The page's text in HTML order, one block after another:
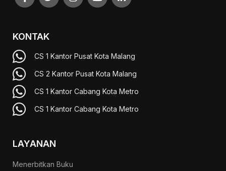
KONTAK
CS 1 Kantor Pusat Kota Malang
CS 2 Kantor Pusat Kota Malang
CS 1 Kantor Cabang Kota Metro
CS 1 Kantor Cabang Kota Metro
LAYANAN
Menerbitkan Buku